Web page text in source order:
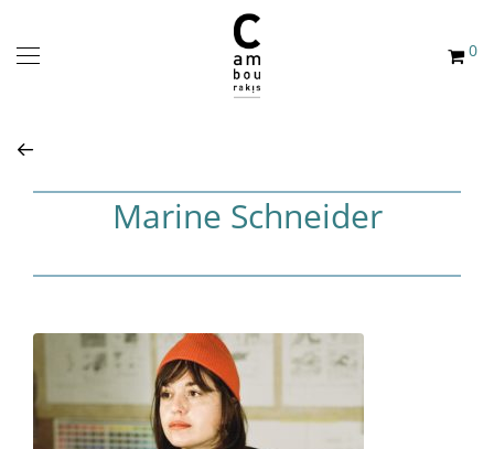
0
Marine Schneider